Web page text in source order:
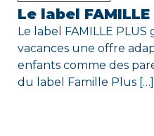
Le label FAMILLE
Le label FAMILLE
vacances une offre
enfants comme des
du label Famille Plus […]